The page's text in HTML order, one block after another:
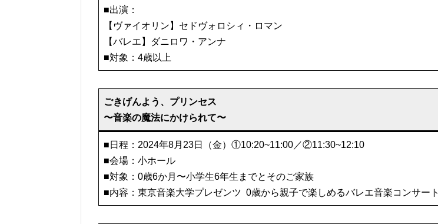
■出演：
【ヴァイオリン】セドヴォロシィ・ロマン
【バレエ】ダニロワ・アンナ
■対象：4歳以上
ごきげんよう、プリンセス
〜音楽の魔法にかけられて〜
■日程：2024年8月23日（金）①10:20~11:00／②11:30~12:10
■会場：小ホール
■対象：0歳6か月〜小学生6年生までとそのご家族
■内容：東京音楽大学プレゼンツ 0歳から親子で楽しめるバレエ音楽コンサート